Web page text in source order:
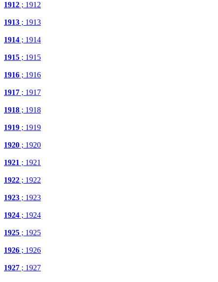
1912 ; 1912
1913 ; 1913
1914 ; 1914
1915 ; 1915
1916 ; 1916
1917 ; 1917
1918 ; 1918
1919 ; 1919
1920 ; 1920
1921 ; 1921
1922 ; 1922
1923 ; 1923
1924 ; 1924
1925 ; 1925
1926 ; 1926
1927 ; 1927